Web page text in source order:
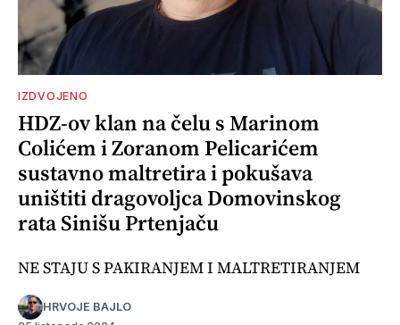
IZDVOJENO
HDZ-ov klan na čelu s Marinom
Colićem i Zoranom Pelicarićem
sustavno maltretira i pokušava
uništiti dragovoljca Domovinskog
rata Sinišu Prtenjaču
NE STAJU S PAKIRANJEM I MALTRETIRANJEM
HRVOJE BAJLO